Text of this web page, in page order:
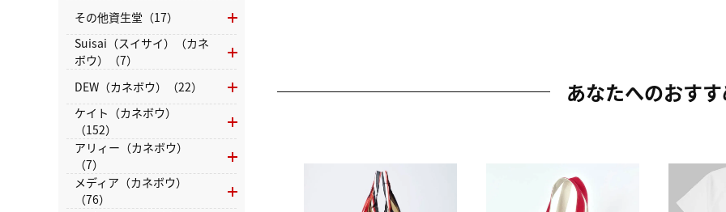
あなたへのおす
その他資生堂（17）
Suisai（スイサイ）（カネ
ボウ）（7）
DEW（カネボウ）（22）
ケイト（カネボウ）
（152）
アリィー（カネボウ）
（7）
メディア（カネボウ）
（76）